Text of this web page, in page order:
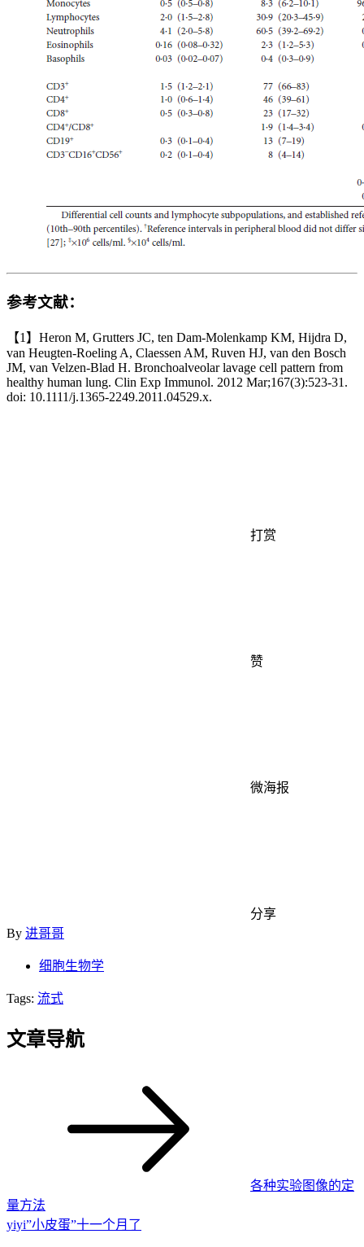
参考文献：
【1】Heron M, Grutters JC, ten Dam-Molenkamp KM, Hijdra D,
van Heugten-Roeling A, Claessen AM, Ruven HJ, van den Bosch
JM, van Velzen-Blad H. Bronchoalveolar lavage cell pattern from
healthy human lung. Clin Exp Immunol. 2012 Mar;167(3):523-31.
doi: 10.1111/j.1365-2249.2011.04529.x.
打赏
赞
微海报
分享
By 进哥哥
细胞生物学
Tags: 流式
文章导航
各种实验图像的定
量方法
yiyi”小皮蛋”十一个月了